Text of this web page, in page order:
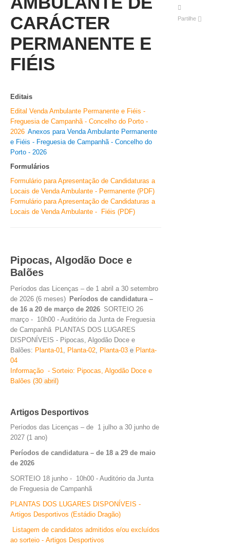
VÍDEOS
AUTARQUIA
CONSTITUIÇÃO
DOCUMENTOS
ATAS E DOCUMENTOS DA ASSEMBLEIA
EDITAIS
REGULAMENTOS E TAXAS
PLANO E ORÇAMENTO
CÓDIGO DE CONDUTA
ORÇAMENTO COLABORATIVO
SUBVENÇÕES PÚBLICAS
SERVIÇOS
GERAIS
SECRETARIA
CANÍDEOS
ATESTADOS
VENDA AMBULANTE
EMPREGO (GIP)
O GABINETE
APOIO ÀS EMPRESAS
OFERTAS DE EMPREGO
CONTACTO E HORÁRIO GIP
CARÁCTER
PERMANENTE E
FIÉIS
Editais
Edital Venda Ambulante Permanente e Fiéis -
Freguesia de Campanhã - Concelho do Porto -
2026 Anexos para Venda Ambulante Permanente
e Fiéis - Freguesia de Campanhã - Concelho do
Porto - 2026
Formulários
Formulário para Apresentação de Candidaturas a
Locais de Venda Ambulante - Permanente (PDF)
Formulário para Apresentação de Candidaturas a
Locais de Venda Ambulante - Fiéis (PDF)
Pipocas, Algodão Doce e
Balões
Períodos das Licenças – de 1 abril a 30 setembro
de 2026 (6 meses) Períodos de candidatura –
de 16 a 20 de março de 2026 SORTEIO 26
março - 10h00 - Auditório da Junta de Freguesia
de Campanhã PLANTAS DOS LUGARES
DISPONÍVEIS - Pipocas, Algodão Doce e
Balões: Planta-01, Planta-02, Planta-03 e Planta-
04
Informação - Sorteio: Pipocas, Algodão Doce e
Balões (30 abril)
Artigos Desportivos
Períodos das Licenças – de 1 julho a 30 junho de
2027 (1 ano)
Períodos de candidatura – de 18 a 29 de maio
de 2026
SORTEIO 18 junho - 10h00 - Auditório da Junta
de Freguesia de Campanhã
PLANTAS DOS LUGARES DISPONÍVEIS -
Artigos Desportivos (Estádio Dragão)
Listagem de candidatos admitidos e/ou excluídos
ao sorteio - Artigos Desportivos
Partilhe